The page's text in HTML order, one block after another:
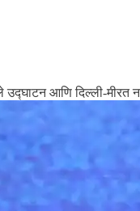
आणि दिल्ली-मीरत